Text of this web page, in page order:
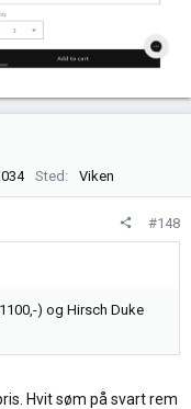
Sted Viken
#148
) og Hirsch Duke
Hvit søm på svart rem